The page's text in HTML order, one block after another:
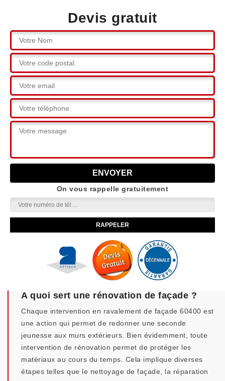
Devis gratuit
On vous rappelle gratuitement
A quoi sert une rénovation de façade ?
Chaque intervention en ravalement de façade 60400 est
une action qui permet de redonner une seconde
jeunesse aux murs extérieurs. Bien évidemment, toute
intervention de rénovation permet de protéger les
matériaux au cours du temps. Cela implique diverses
étapes telles que le nettoyage de façade, la réparation